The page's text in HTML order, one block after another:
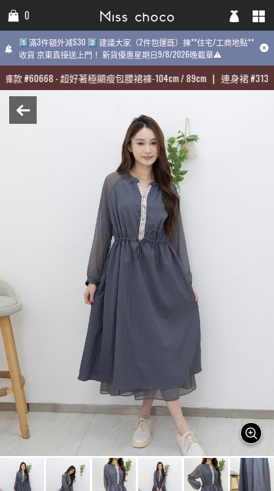
0
1️⃣滿3件額外減$30 2️⃣ 建議大家（2件包運既）揀**住宅/工商地點**
收貨 京東直接送上門！ 新貨優惠星期日9/8/2026晚截單⚠️
款#60668-超好著極顯瘦包腰裙褲-104cm / 89cm | 連身裙#31398
0
1️⃣滿3件額外減$30 2️⃣ 建議大家（2件包運既）揀**住宅/工商地點**
收貨 京東直接送上門！ 新貨優惠星期日9/8/2026晚截單⚠️
款#60668-超好著極顯瘦包腰裙褲-104cm / 89cm | 連身裙#31398
1️⃣滿3件額外減$30 2️⃣ 建議大家（2件包運既）揀**住宅/工商地點**
9/8/2026晚截單⚠️
熱賣: 褲款#60668-超好著極顯瘦包腰裙褲-104cm / 89cm | 連身